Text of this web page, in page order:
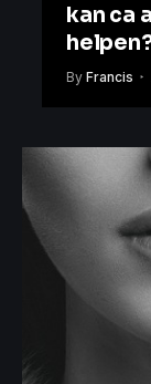
kan ca
By Francis